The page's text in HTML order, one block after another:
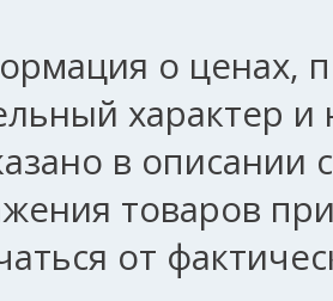
о ценах,
характер
в описании
товаров
от